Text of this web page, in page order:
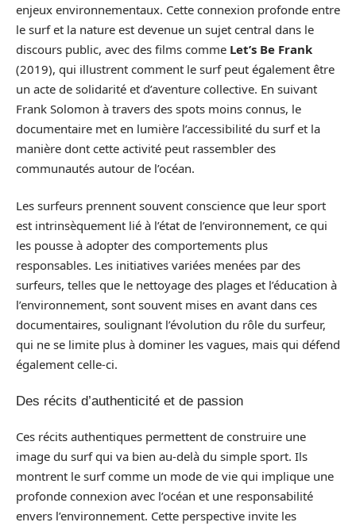
enjeux environnementaux. Cette connexion profonde entre
le surf et la nature est devenue un sujet central dans le
discours public, avec des films comme Let’s Be Frank
(2019), qui illustrent comment le surf peut également être
un acte de solidarité et d’aventure collective. En suivant
Frank Solomon à travers des spots moins connus, le
documentaire met en lumière l’accessibilité du surf et la
manière dont cette activité peut rassembler des
communautés autour de l’océan.
Les surfeurs prennent souvent conscience que leur sport
est intrinsèquement lié à l’état de l’environnement, ce qui
les pousse à adopter des comportements plus
responsables. Les initiatives variées menées par des
surfeurs, telles que le nettoyage des plages et l’éducation à
l’environnement, sont souvent mises en avant dans ces
documentaires, soulignant l’évolution du rôle du surfeur,
qui ne se limite plus à dominer les vagues, mais qui défend
également celle-ci.
Des récits d’authenticité et de passion
Ces récits authentiques permettent de construire une
image du surf qui va bien au-delà du simple sport. Ils
montrent le surf comme un mode de vie qui implique une
profonde connexion avec l’océan et une responsabilité
envers l’environnement. Cette perspective invite les